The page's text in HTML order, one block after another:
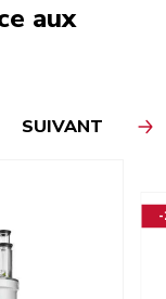
aux
SUIVANT
-